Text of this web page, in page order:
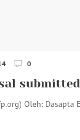
0
Oleh: Dasapta